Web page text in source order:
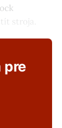
stroja.
pre